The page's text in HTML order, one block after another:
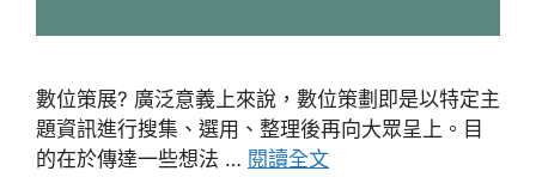
數位策展? 廣泛意義上來說，數位策劃即是以特定主
題資訊進行搜集、選用、整理後再向大眾呈上。目
的在於傳達一些想法 … 閱讀全文